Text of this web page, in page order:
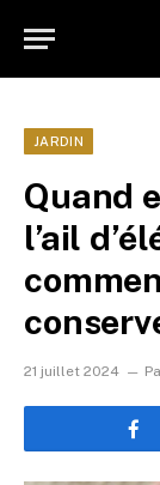
JARDIN
Quand
l’ail
21 juillet 2024